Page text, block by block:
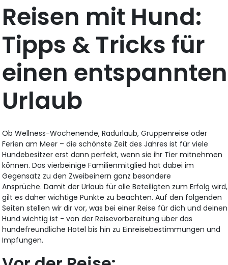
Reisen mit Hund:
Tipps & Tricks für
einen entspannten
Urlaub
Ob Wellness-Wochenende, Radurlaub, Gruppenreise oder
Ferien am Meer – die schönste Zeit des Jahres ist für viele
Hundebesitzer erst dann perfekt, wenn sie ihr Tier mitnehmen
können. Das vierbeinige Familienmitglied hat dabei im
Gegensatz zu den Zweibeinern ganz besondere
Ansprüche. Damit der Urlaub für alle Beteiligten zum Erfolg wird,
gilt es daher wichtige Punkte zu beachten. Auf den folgenden
Seiten stellen wir dir vor, was bei einer Reise für dich und deinen
Hund wichtig ist - von der Reisevorbereitung über das
hundefreundliche Hotel bis hin zu Einreisebestimmungen und
Impfungen.